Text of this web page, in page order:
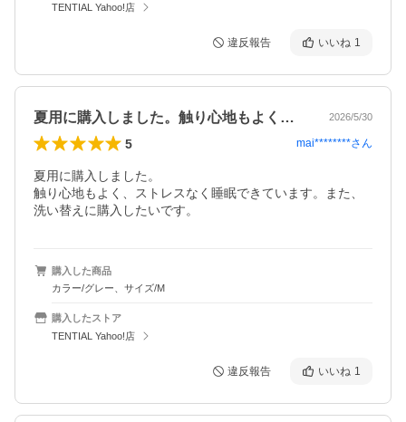
TENTIAL Yahoo!店
違反報告 いいね 1
夏用に購入しました。触り心地もよく、ス… 2026/5/30
5 mai********さん
夏用に購入しました。
触り心地もよく、ストレスなく睡眠できています。また、
洗い替えに購入したいです。
購入した商品
カラー/グレー、サイズ/M
購入したストア
TENTIAL Yahoo!店
違反報告 いいね 1